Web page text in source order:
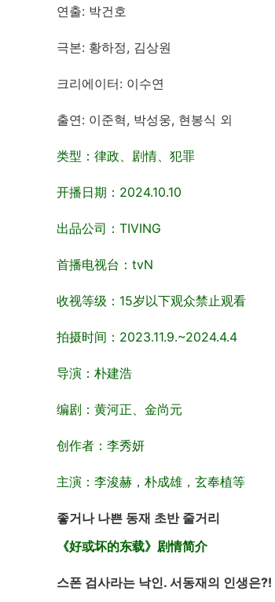
연출: 박건호
극본: 황하정, 김상원
크리에이터: 이수연
출연: 이준혁, 박성웅, 현봉식 외
类型：律政、剧情、犯罪
开播日期：2024.10.10
出品公司：TIVING
首播电视台：tvN
收视等级：15岁以下观众禁止观看
拍摄时间：2023.11.9.~2024.4.4
导演：朴建浩
编剧：黄河正、金尚元
创作者：李秀妍
主演：李浚赫，朴成雄，玄奉植等
좋거나 나쁜 동재 초반 줄거리
《好或坏的东载》剧情简介
스폰 검사라는 낙인. 서동재의 인생은?!